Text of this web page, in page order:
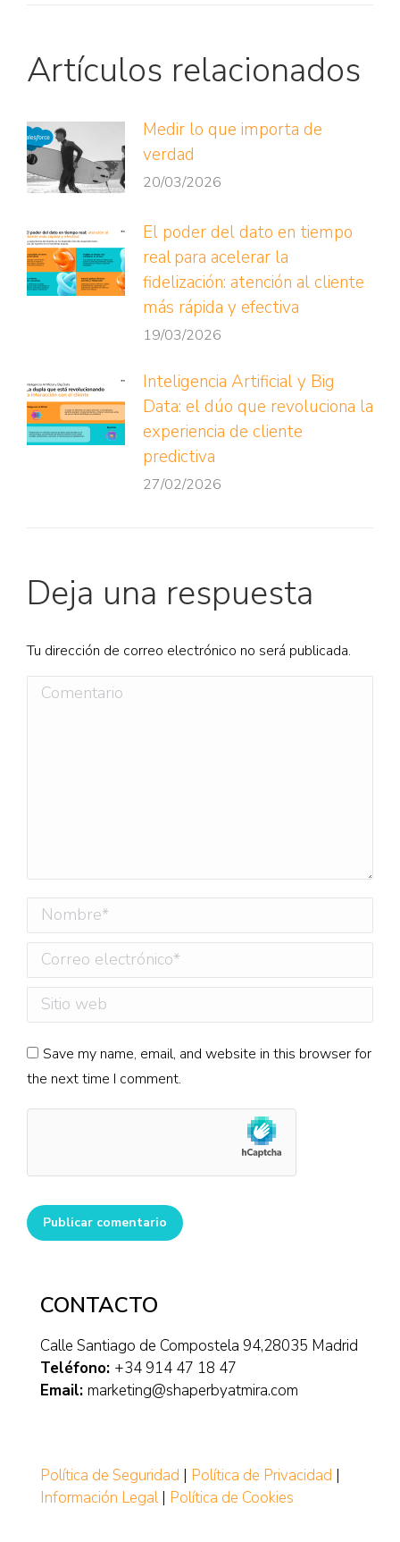
Artículos relacionados
Medir lo que importa de
verdad
20/03/2026
El poder del dato en tiempo
real para acelerar la
fidelización: atención al cliente
más rápida y efectiva
19/03/2026
Inteligencia Artificial y Big
Data: el dúo que revoluciona la
experiencia de cliente
predictiva
27/02/2026
Deja una respuesta
Tu dirección de correo electrónico no será publicada.
Comentario
Nombre *
Correo electrónico *
Sitio web
Save my name, email, and website in this browser for
the next time I comment.
Publicar comentario
CONTACTO
Calle Santiago de Compostela 94,28035 Madrid
Teléfono: +34 914 47 18 47
Email: marketing@shaperbyatmira.com
Política de Seguridad | Política de Privacidad |
Información Legal| Política de Cookies